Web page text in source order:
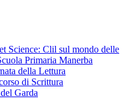
Science: Clil sul mondo delle
Primaria Manerba
della Lettura
di Scrittura
Garda